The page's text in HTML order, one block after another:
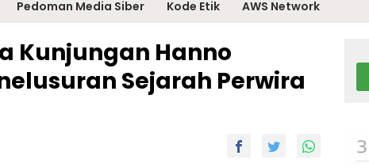
Pedoman Media Siber Kode Etik AWS Network
Kunjungan Hanno
Sejarah Perwira